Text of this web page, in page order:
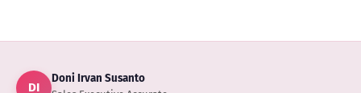
DI
Doni Irvan Susanto